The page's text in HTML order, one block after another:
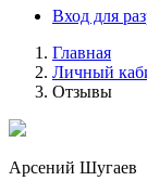
Вход для
Главная
Личный
Отзывы
Арсений Шугаев